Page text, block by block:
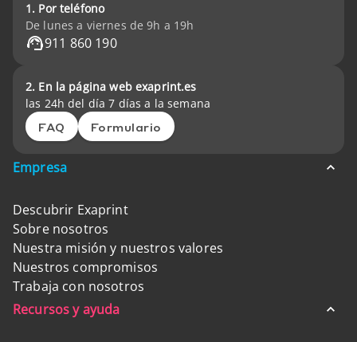
1. Por teléfono
De lunes a viernes de 9h a 19h
911 860 190
2. En la página web exaprint.es
las 24h del día 7 días a la semana
FAQ Formulario
Empresa
Descubrir Exaprint
Sobre nosotros
Nuestra misión y nuestros valores
Nuestros compromisos
Trabaja con nosotros
Recursos y ayuda